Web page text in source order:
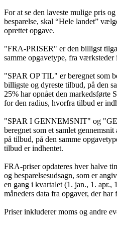
For at se den laveste mulige pris
besparelse, skal “Hele landet”
oprettet opgave.
"FRA-PRISER" er den billigst
samme opgavetype, fra værksteder
"SPAR OP TIL" er beregnet som
billigste og dyreste tilbud, på den
25% har opnået den markedsførte
for den radius, hvorfra tilbud er
"SPAR I GENNEMSNIT" og
beregnet som et samlet
på tilbud, på den samme
tilbud er indhentet.
FRA-priser opdateres hver halve
og besparelsesudsagn, som er
en gang i kvartalet (1. jan., 1. apr.,
måneders data fra opgaver, der
Priser inkluderer moms og andre